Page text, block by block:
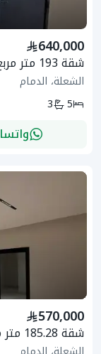
640,000
شقة 193 متر مربع ب 5 غرف
الشعلة، الدمام
5
3
570,000
شقة 185.28 متر مربع ب 4 غرف